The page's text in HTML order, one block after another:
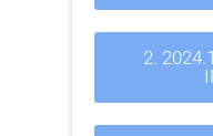
2.